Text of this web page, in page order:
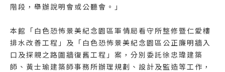
階段，舉辦說明會或公聽會。」
本館「白色恐怖景美紀念園區軍情局看守所整修暨仁愛樓
排水改善工程」及「白色恐怖景美紀念園區公正廉明牆入
口及探親之路圍牆復舊工程」案，分別委託徐忠瑋建築
師、黃士瑜建築師事務所辦理規劃、設計及監造等工作，